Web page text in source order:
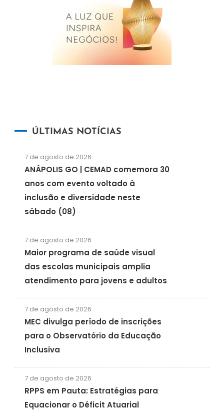
ÚLTIMAS NOTÍCIAS
7 de agosto de 2026
ANÁPOLIS GO | CEMAD comemora 30
anos com evento voltado à
inclusão e diversidade neste
sábado (08)
7 de agosto de 2026
Maior programa de saúde visual
das escolas municipais amplia
atendimento para jovens e adultos
7 de agosto de 2026
MEC divulga período de inscrições
para o Observatório da Educação
Inclusiva
7 de agosto de 2026
RPPS em Pauta: Estratégias para
Equacionar o Déficit Atuarial